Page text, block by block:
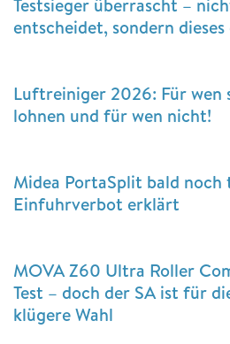
entscheidet, sondern
Luftreiniger 2026: Für wen
lohnen und für wen nicht!
Midea PortaSplit bald noch
Einfuhrverbot erklärt
MOVA Z60 Ultra Roller
Test – doch der SA ist für
klügere Wahl